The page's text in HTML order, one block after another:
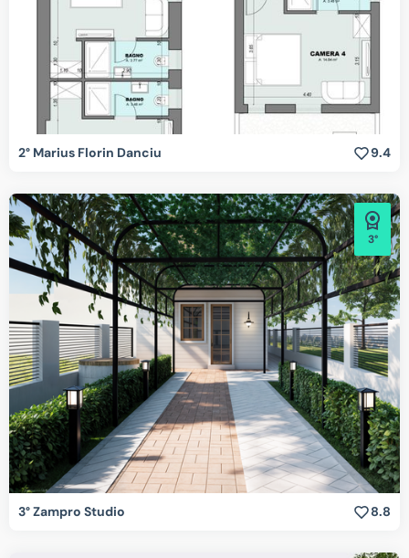
2° Marius Florin Danciu 9.4
3° Zampro Studio 8.8
3°